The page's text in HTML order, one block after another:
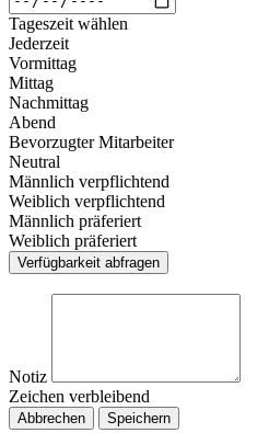
Tageszeit wählen
Jederzeit
Vormittag
Mittag
Nachmittag
Abend
Bevorzugter Mitarbeiter
Neutral
Männlich verpflichtend
Weiblich verpflichtend
Männlich präferiert
Weiblich präferiert
Verfügbarkeit abfragen
Notiz
Zeichen verbleibend
Abbrechen Speichern